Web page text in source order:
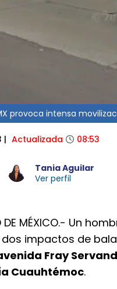
provoca intensa
| Actualizada 08:53
Tania Aguilar
Ver perfil
DE MÉXICO.- Un
impactos de
Fray
Cuauhtémoc.